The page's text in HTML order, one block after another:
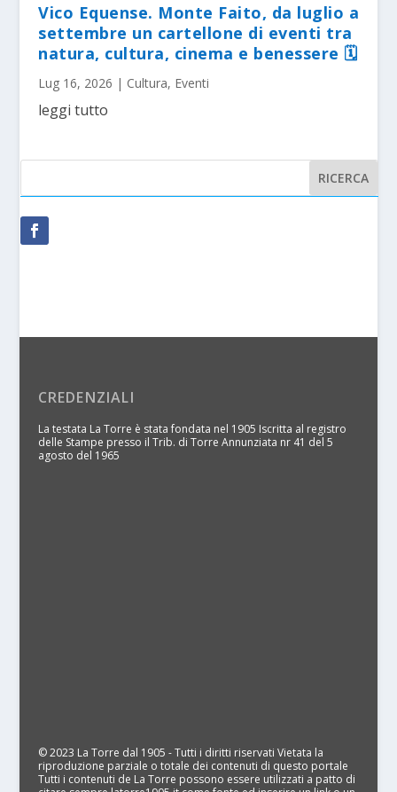
Vico Equense. Monte Faito, da luglio a
settembre un cartellone di eventi tra
natura, cultura, cinema e benessere 🗓
Lug 16, 2026 | Cultura, Eventi
leggi tutto
CREDENZIALI
La testata La Torre è stata fondata nel 1905 Iscritta al registro
delle Stampe presso il Trib. di Torre Annunziata nr 41 del 5
agosto del 1965
© 2023 La Torre dal 1905 - Tutti i diritti riservati Vietata la
riproduzione parziale o totale dei contenuti di questo portale
Tutti i contenuti de La Torre possono essere utilizzati a patto di